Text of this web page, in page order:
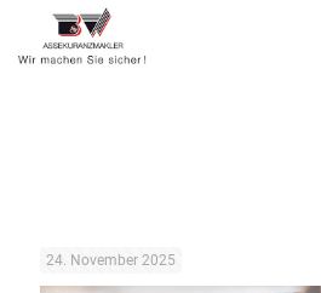
24. November 2025